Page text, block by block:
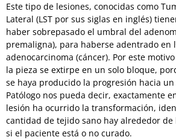
Este tipo de lesiones, conocidas como
Lateral (LST por sus siglas en inglés)
haber sobrepasado el umbral del
premaligna), para haberse adentrado en
adenocarcinoma (cáncer). Por este
la pieza se extirpe en un solo bloque,
se haya producido la progresión hacia
Patólogo nos pueda decir, exactamente
lesión ha ocurrido la transformación,
cantidad de tejido sano hay alrededor
si el paciente está o no curado.